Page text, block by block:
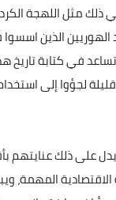
ذلك مثل اللهجة
الهوريين الذين
في كتابة تاريخ
لجؤوا إلى
على ذلك عنايتهم
المهمة،